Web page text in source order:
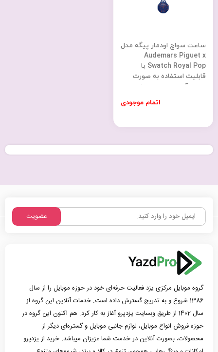
ساعت سواچ اودمار پیگه مدل
Audemars Piguet x
Swatch Royal Pop با
قابلیت استفاده به صورت
مچی، آویزی و جیبی با
اتمام موجودی
عضویت
گروه موبایل مرکزی یزد فعالیت حرفه‌ای خود در حوزه موبایل را از سال
1386 شروع و به تدریج گسترش داده است. خدمات آنلاین این گروه از
سال 1402 از طریق وبسایت یزدپرو آغاز به کار کرد. هم اکنون این گروه در
حوزه فروش انواع موبایل، لوازم جانبی موبایل و گستره‌ای دیگر از
محصولات، بصورت آنلاین در خدمت شما عزیزان میباشد. خرید از یزدپرو